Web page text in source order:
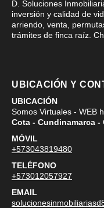
D. Soluciones
inversión y calidad de
arriendo, venta,
trámites de finca raíz.
UBICACIÓN Y
UBICACIÓN
Somos Virtuales - WEB
Cota - Cundinamarca -
MÓVIL
+573043819480
TELÉFONO
+573012057927
EMAIL